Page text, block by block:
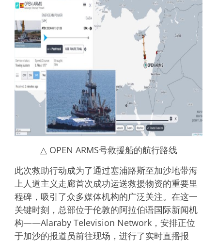
△ OPEN ARMS号救援船的航行路线
此次救助行动成为了通过塞浦路斯至加沙地带海
上人道主义走廊首次成功运送救援物资的重要里
程碑，吸引了众多媒体机构的广泛关注。在这一
关键时刻，总部位于伦敦的阿拉伯语国际新闻机
构——Alaraby Television Network，安排正位
于加沙的报道员前往现场，进行了实时直播报